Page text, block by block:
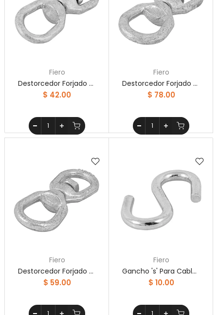
Fiero
Destorcedor Forjado De 3/16' Fiero
$ 42.00
Fiero
Destorcedor Forjado De 3/8' Fiero
$ 78.00
Fiero
Destorcedor Forjado De 5/16' Fiero
$ 59.00
Fiero
Gancho 's' Para Cable De 1/4' Fiero
$ 10.00